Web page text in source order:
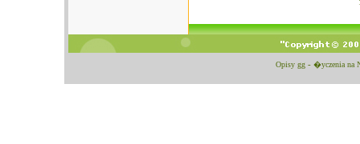
Opisy gg - �yczenia na